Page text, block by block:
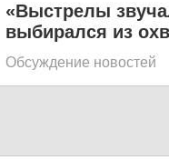
«Выстрелы
выбирался из
Обсуждение новостей